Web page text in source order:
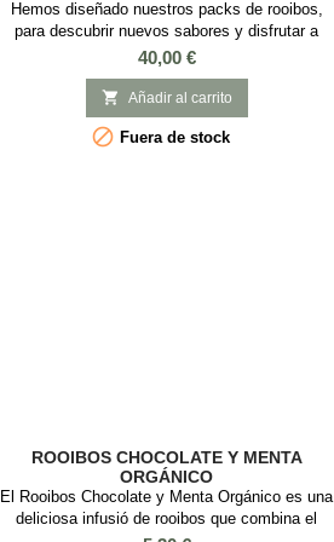
Hemos diseñado nuestros packs de rooibos,
para descubrir nuevos sabores y disfrutar a
cualquier hora del día de un moment de
se elabora de la planta Aspalathus
Linearis originaria de Sudáfrica y que está muy
de moda por tener grandes beneficios para la
Precio
40,00 €
 Añadir al carrito
 Fuera de stock
ROOIBOS CHOCOLATE Y MENTA
ORGÁNICO
El Rooibos Chocolate y Menta Orgánico es una
deliciosa infusió de rooibos que combina el